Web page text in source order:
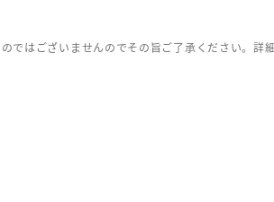
はございませんのでその旨ご了承ください。詳